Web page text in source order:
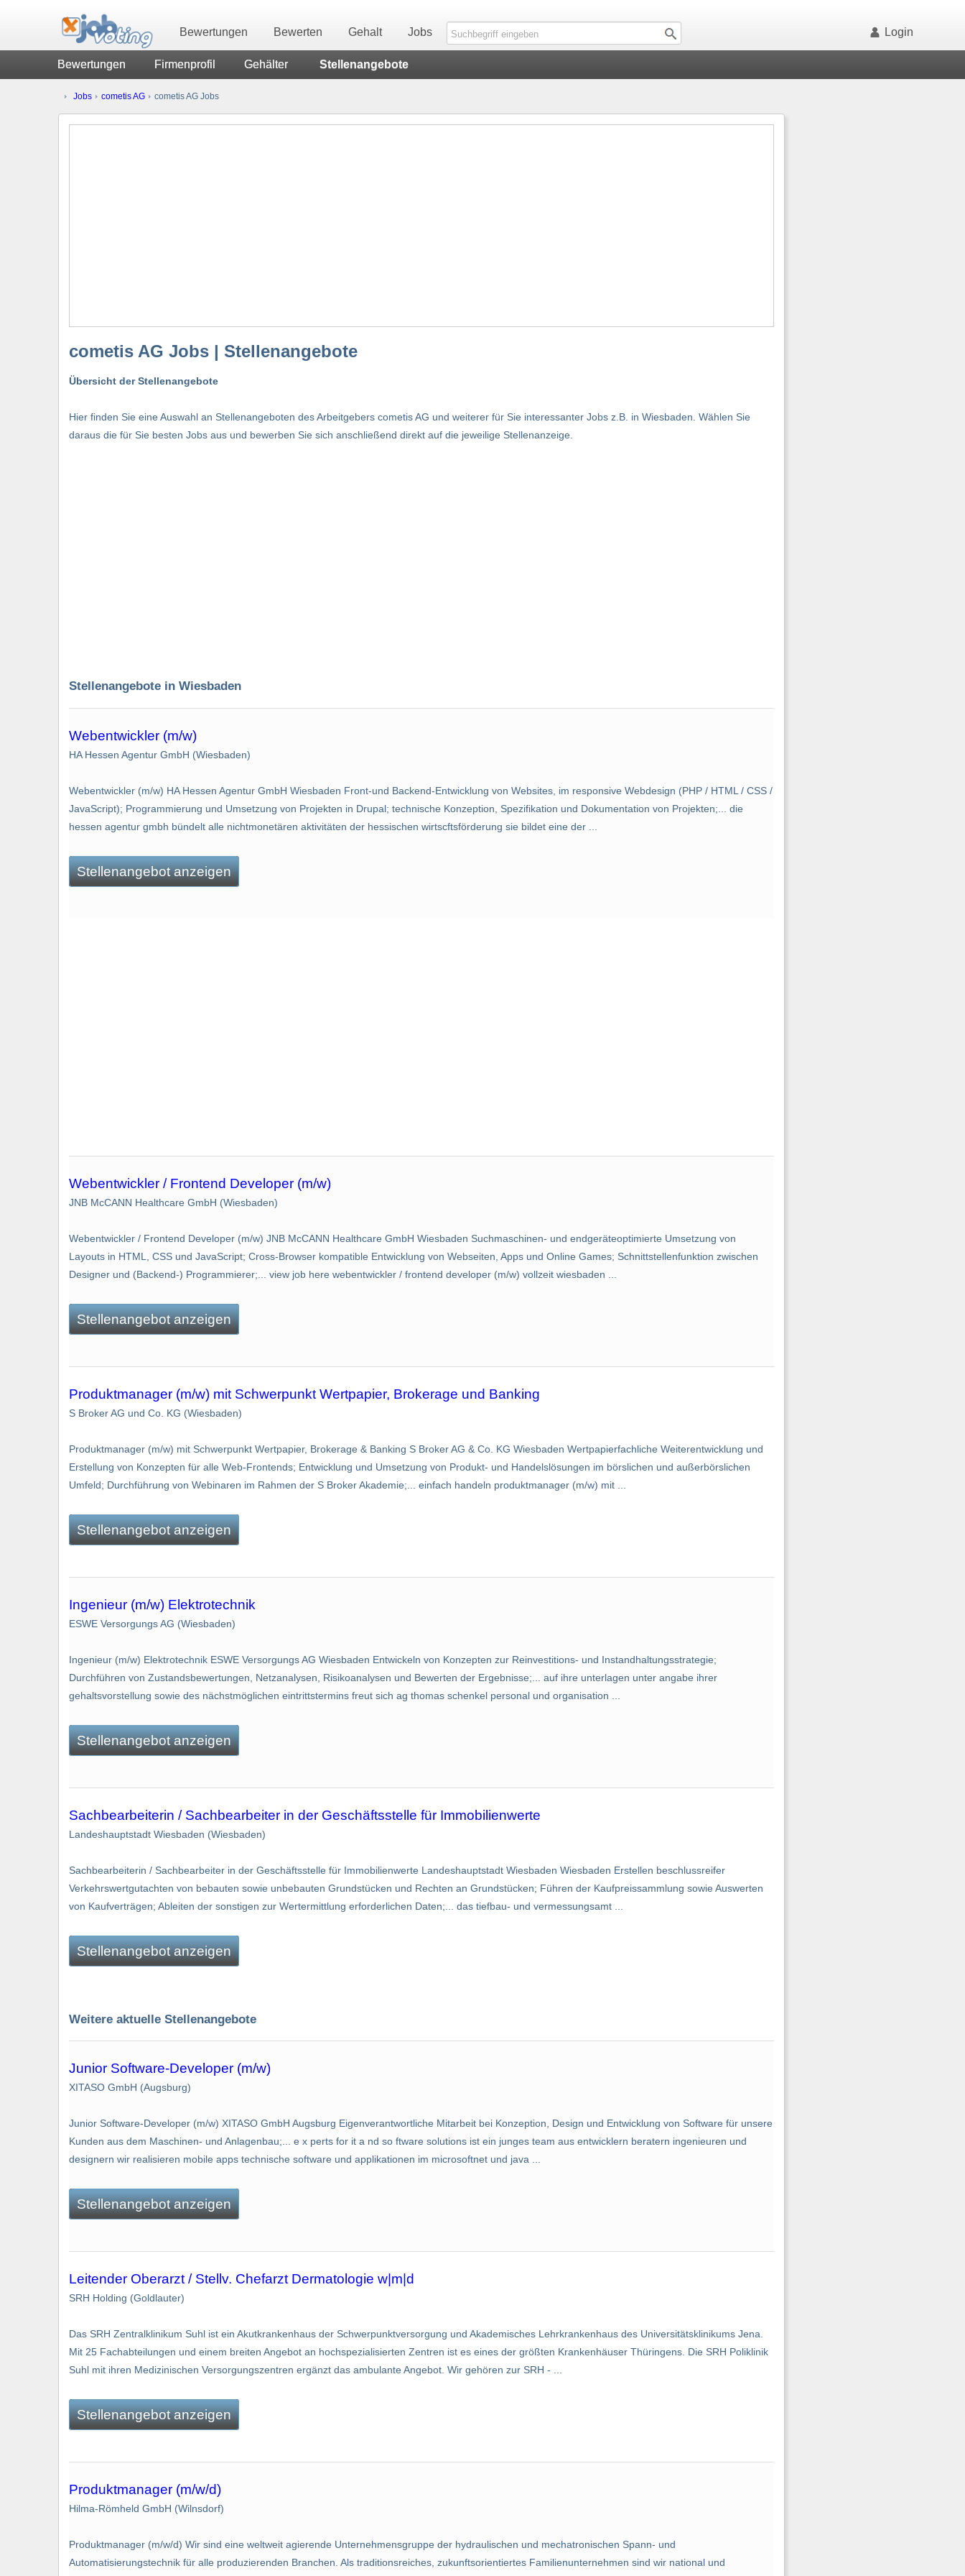
Bewertungen Bewerten Gehalt Jobs Login
Bewertungen Firmenprofil Gehälter Stellenangebote
Jobs cometis AG cometis AG Jobs
cometis AG Jobs | Stellenangebote
Übersicht der Stellenangebote
Hier finden Sie eine Auswahl an Stellenangeboten des Arbeitgebers cometis AG und weiterer für Sie interessanter Jobs z.B. in Wiesbaden. Wählen Sie
daraus die für Sie besten Jobs aus und bewerben Sie sich anschließend direkt auf die jeweilige Stellenanzeige.
Stellenangebote in Wiesbaden
Webentwickler (m/w)
HA Hessen Agentur GmbH (Wiesbaden)
Webentwickler (m/w) HA Hessen Agentur GmbH Wiesbaden Front-und Backend-Entwicklung von Websites, im responsive Webdesign (PHP / HTML / CSS /
JavaScript); Programmierung und Umsetzung von Projekten in Drupal; technische Konzeption, Spezifikation und Dokumentation von Projekten;... die
hessen agentur gmbh bündelt alle nichtmonetären aktivitäten der hessischen wirtscftsförderung sie bildet eine der ...
Stellenangebot anzeigen
Webentwickler / Frontend Developer (m/w)
JNB McCANN Healthcare GmbH (Wiesbaden)
Webentwickler / Frontend Developer (m/w) JNB McCANN Healthcare GmbH Wiesbaden Suchmaschinen- und endgeräteoptimierte Umsetzung von
Layouts in HTML, CSS und JavaScript; Cross-Browser kompatible Entwicklung von Webseiten, Apps und Online Games; Schnittstellenfunktion zwischen
Designer und (Backend-) Programmierer;... view job here webentwickler / frontend developer (m/w) vollzeit wiesbaden ...
Stellenangebot anzeigen
Produktmanager (m/w) mit Schwerpunkt Wertpapier, Brokerage und Banking
S Broker AG und Co. KG (Wiesbaden)
Produktmanager (m/w) mit Schwerpunkt Wertpapier, Brokerage & Banking S Broker AG & Co. KG Wiesbaden Wertpapierfachliche Weiterentwicklung und
Erstellung von Konzepten für alle Web-Frontends; Entwicklung und Umsetzung von Produkt- und Handelslösungen im börslichen und außerbörslichen
Umfeld; Durchführung von Webinaren im Rahmen der S Broker Akademie;... einfach handeln produktmanager (m/w) mit ...
Stellenangebot anzeigen
Ingenieur (m/w) Elektrotechnik
ESWE Versorgungs AG (Wiesbaden)
Ingenieur (m/w) Elektrotechnik ESWE Versorgungs AG Wiesbaden Entwickeln von Konzepten zur Reinvestitions- und Instandhaltungsstrategie;
Durchführen von Zustandsbewertungen, Netzanalysen, Risikoanalysen und Bewerten der Ergebnisse;... auf ihre unterlagen unter angabe ihrer
gehaltsvorstellung sowie des nächstmöglichen eintrittstermins freut sich ag thomas schenkel personal und organisation ...
Stellenangebot anzeigen
Sachbearbeiterin / Sachbearbeiter in der Geschäftsstelle für Immobilienwerte
Landeshauptstadt Wiesbaden (Wiesbaden)
Sachbearbeiterin / Sachbearbeiter in der Geschäftsstelle für Immobilienwerte Landeshauptstadt Wiesbaden Wiesbaden Erstellen beschlussreifer
Verkehrswertgutachten von bebauten sowie unbebauten Grundstücken und Rechten an Grundstücken; Führen der Kaufpreissammlung sowie Auswerten
von Kaufverträgen; Ableiten der sonstigen zur Wertermittlung erforderlichen Daten;... das tiefbau- und vermessungsamt ...
Stellenangebot anzeigen
Weitere aktuelle Stellenangebote
Junior Software-Developer (m/w)
XITASO GmbH (Augsburg)
Junior Software-Developer (m/w) XITASO GmbH Augsburg Eigenverantwortliche Mitarbeit bei Konzeption, Design und Entwicklung von Software für unsere
Kunden aus dem Maschinen- und Anlagenbau;... e x perts for it a nd so ftware solutions ist ein junges team aus entwicklern beratern ingenieuren und
designern wir realisieren mobile apps technische software und applikationen im microsoftnet und java ...
Stellenangebot anzeigen
Leitender Oberarzt / Stellv. Chefarzt Dermatologie w|m|d
SRH Holding (Goldlauter)
Das SRH Zentralklinikum Suhl ist ein Akutkrankenhaus der Schwerpunktversorgung und Akademisches Lehrkrankenhaus des Universitätsklinikums Jena.
Mit 25 Fachabteilungen und einem breiten Angebot an hochspezialisierten Zentren ist es eines der größten Krankenhäuser Thüringens. Die SRH Poliklinik
Suhl mit ihren Medizinischen Versorgungszentren ergänzt das ambulante Angebot. Wir gehören zur SRH - ...
Stellenangebot anzeigen
Produktmanager (m/w/d)
Hilma-Römheld GmbH (Wilnsdorf)
Produktmanager (m/w/d) Wir sind eine weltweit agierende Unternehmensgruppe der hydraulischen und mechatronischen Spann- und
Automatisierungstechnik für alle produzierenden Branchen. Als traditionsreiches, zukunftsorientiertes Familienunternehmen sind wir national und